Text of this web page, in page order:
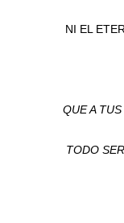
NI EL
QUE A
TODO